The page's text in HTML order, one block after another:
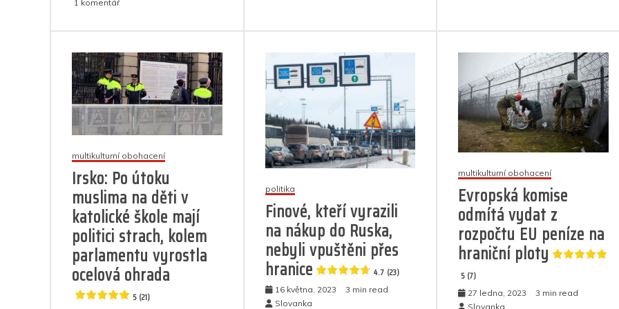
k
1 komentář
s
Bidenova
administrativa
se
snaží
vydražit
části
zdi,
se
Trump
ujme
úřadu,
aby
maximálně
znemožnila
ostrahu
hranic
k
názvem
Stavba
hraničního
plotu
ignoruje
nařízení
Bidena
na
(video)
5
(26)
drátů
hranic
multikulturní obohacení
Irsko: Po útoku
muslima na děti v
katolické škole mají
politici strach, kolem
parlamentu vyrostla
ocelová ohrada
5 (21)
politika
Finové, kteří vyrazili
na nákup do Ruska,
nebyli vpuštěni přes
hranice 4.7 (23)
16 května, 2023
3 min read
Slovanka
multikulturní obohacení
Evropská komise
odmítá vydat z
rozpočtu EU peníze na
hraniční ploty
5 (7)
27 ledna, 2023
3 min read
Slovanka